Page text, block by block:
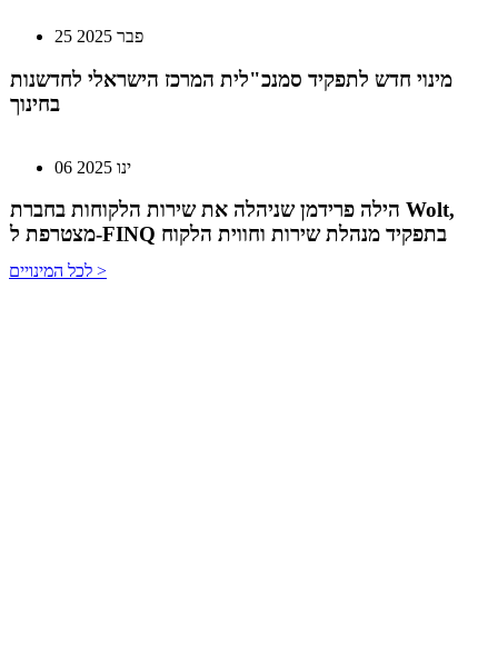
הילה פרידמן שניהלה את שירות הלקוחות בחברת Wolt,
טל בן-ניסן זיו מונתה למנהלת תוכנית ההאצה 8200EISP
בעמותת בוגרי 8200
לכל המינויים >